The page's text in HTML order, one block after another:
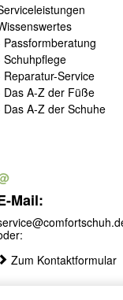
Passformberatung
Schuhpflege
Reparatur-Service
Das A-Z der Füße
Das A-Z der Schuhe
Mail:
Zum Kontaktformular